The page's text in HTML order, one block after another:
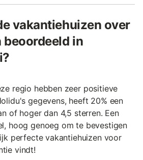
vakantiehuizen over
beoordeeld in
regio hebben zeer positieve
gegevens, heeft 20% een
of hoger dan 4,5 sterren. Een
hoog genoeg om te bevestigen
perfecte vakantiehuizen voor
vindt!